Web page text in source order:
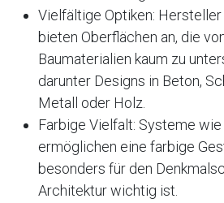
Vielfältige Optiken:
bieten Oberflächen an, die
Baumaterialien kaum zu
darunter Designs in Beton,
Metall oder Holz.
Farbige Vielfalt: Systeme wie
ermöglichen eine farbige
besonders für den
Architektur wichtig ist.